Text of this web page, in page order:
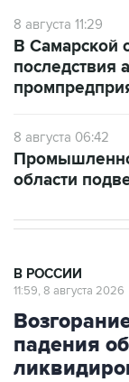
8 августа 11:29
В Самарской
последствия
8 августа 06:42
области
В РОССИИ
11:59, 8 августа 2026
падения